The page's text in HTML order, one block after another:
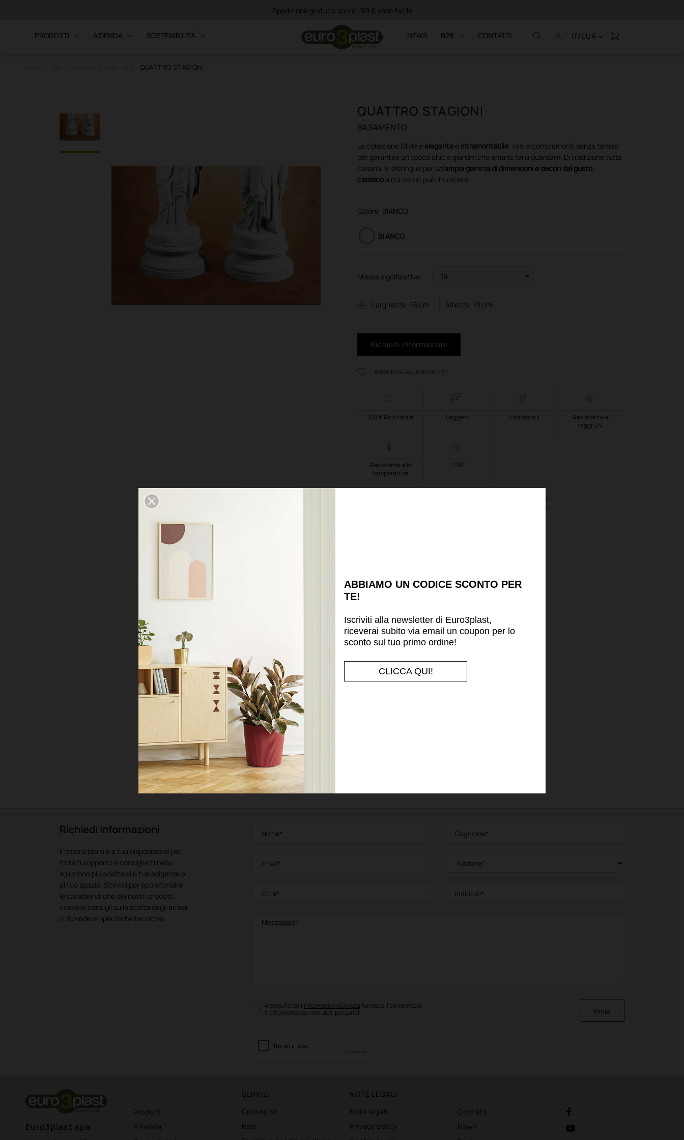
Spedizione gratuita sopra i 99 €, reso facile
PRODOTTI AZIENDA SOSTENIBILITÀ NEWS B2B CONTATTI IT/EUR
QUATTRO STAGIONI
QUATTRO STAGIONI
BASAMENTO
La collezione Style è elegante e intramontabile: vasi e complementi senza tempo
per garantire un tocco chic a giardini che amano farsi guardare. Di tradizione tutta
italiana, si distingue per un'ampia gamma di dimensioni e decori dal gusto
classico a cui non si può rinunciare.
Colore: BIANCO
BIANCO
Misura significativa:
Larghezza: 45 cm Altezza: 19 cm
Richiedi informazioni
AGGIUNGI ALLA WISHLIST
100% Riciclabile Leggero Anti-shock
Resistente ai
raggi U.V.
Resistente alle
temperature
LLDPE
informazioni sul prodotto
Richiedi informazioni
Il nostro team è a tua disposizione per
fornirti supporto e consigliarti nella
soluzione più adatta alle tue esigenze e
al tuo spazio. Scrivici per approfondire
le caratteristiche dei nostri prodotti,
ricevere consigli sulla scelta degli arredi
o richiedere specifiche tecniche.
A seguito dell’informativa ricevuta fornisco il consenso al
trattamento dei miei dati personali
Invia
Euro3plast spa
Prodotti
Azienda
SERVIZI
Consegna
Resi
NOTE LEGALI
Note legali
Privacy policy
Contatti
News
ABBIAMO UN CODICE SCONTO PER
TE!
Iscriviti alla newsletter di Euro3plast,
riceverai subito via email un coupon per lo
sconto sul tuo primo ordine!
CLICCA QUI!